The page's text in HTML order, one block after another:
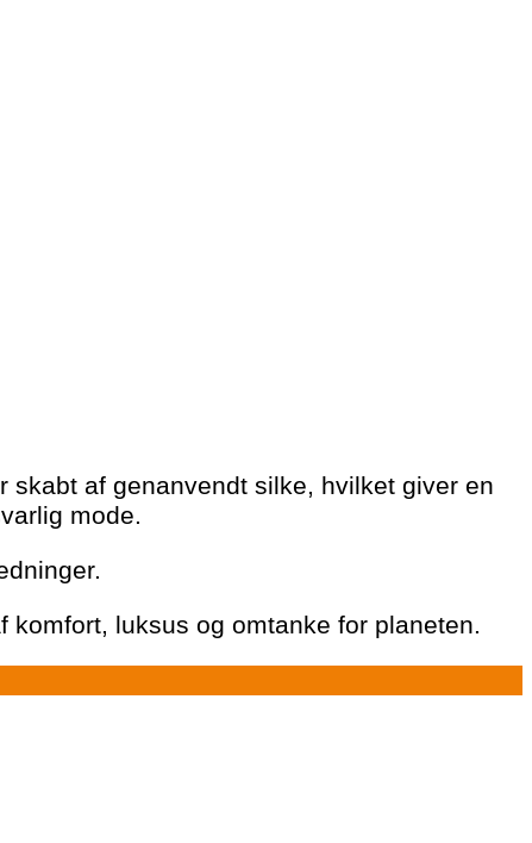
af genanvendt silke, hvilket giver en
mode.
luksus og omtanke for planeten.